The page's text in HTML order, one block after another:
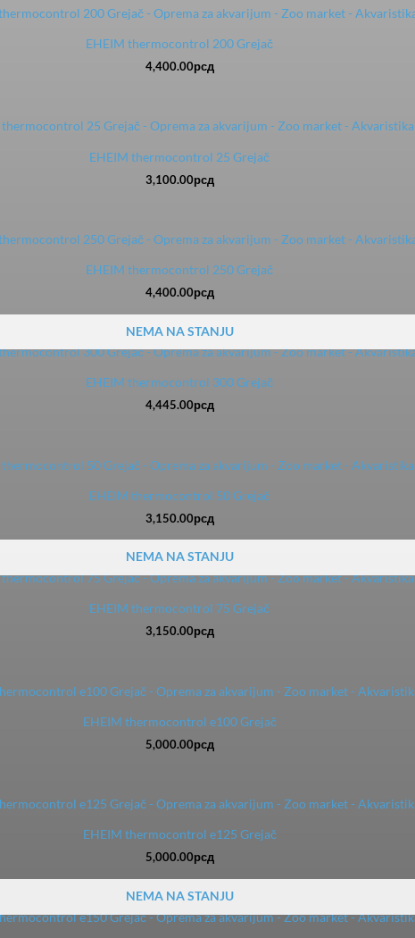
EHEIM thermocontrol 200 Grejač
4,400.00рсд
EHEIM thermocontrol 25 Grejač
3,100.00рсд
EHEIM thermocontrol 250 Grejač
4,400.00рсд
NEMA NA STANJU
EHEIM thermocontrol 300 Grejač
4,445.00рсд
EHEIM thermocontrol 50 Grejač
3,150.00рсд
NEMA NA STANJU
EHEIM thermocontrol 75 Grejač
3,150.00рсд
EHEIM thermocontrol e100 Grejač
5,000.00рсд
EHEIM thermocontrol e125 Grejač
5,000.00рсд
NEMA NA STANJU